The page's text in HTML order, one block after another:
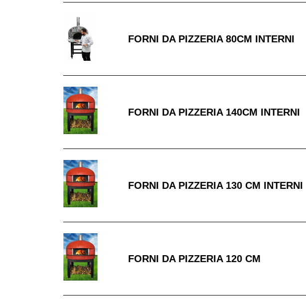
FORNI
DA
PIZZERIA
80CM
INTERNI
FORNI DA PIZZERIA 80CM INTERNI
FORNI
DA
PIZZERIA
140CM
INTERNI
FORNI DA PIZZERIA 140CM INTERNI
FORNI
DA
PIZZERIA
130
CM
INTERNI
FORNI DA PIZZERIA 130 CM INTERNI
FORNI
DA
PIZZERIA
120
CM
FORNI DA PIZZERIA 120 CM